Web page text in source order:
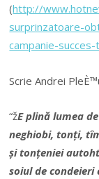
(http://
surprinzatoare-
campanie-
Scrie Andrei
“žE plină lumea
neghiobi, tonți,
și tonțeniei
soiul de condeieri